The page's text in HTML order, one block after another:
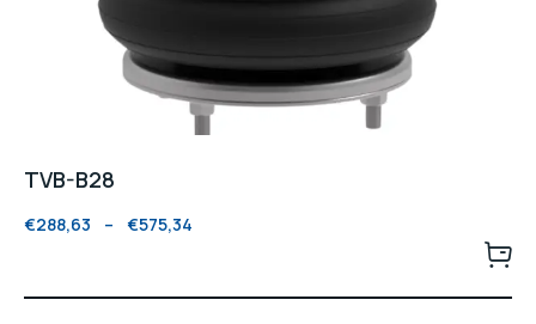
TVB-B28
€288,63 – €575,34